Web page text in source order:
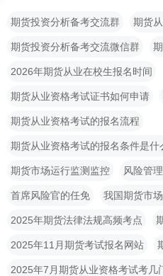
期货投资分析备考交流群 期货
期货投资分析备考交流微信群
2026年期货从业在校生报名时间
期货从业资格考试证书如何申请
期货从业资格考试的报名流程
期货从业资格考试的报名条件是什
期货市场运行监测监控 风险管
首席风险官的任免 我国期货市
2025年期货法律法规高频考点
2025年11月期货考试报名网站
2025年7月期货从业资格考试考几